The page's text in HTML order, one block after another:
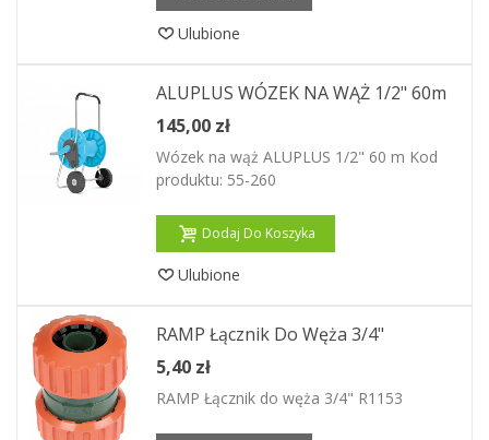
Ulubione
ALUPLUS WÓZEK NA WĄŻ 1/2" 60m
145,00 zł
Wózek na wąż ALUPLUS 1/2" 60 m Kod
produktu: 55-260
Dodaj Do Koszyka
Ulubione
RAMP Łącznik Do Węża 3/4"
5,40 zł
RAMP Łącznik do węża 3/4" R1153